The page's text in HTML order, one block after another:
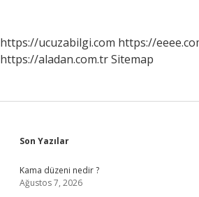
https://ucuzabilgi.com https://
https://aladan.com.trSitemap
Sidebar
Son Yazılar
Kama düzeni nedir ?
Ağustos 7, 2026